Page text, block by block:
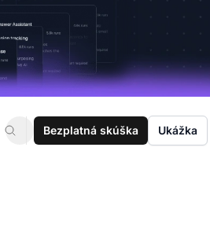
Bezplatná skúška Ukážka